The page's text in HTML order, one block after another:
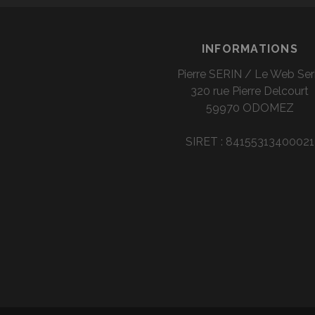
INFORMATIONS
Pierre SERIN / Le Web
320 rue Pierre Delcourt
59970 ODOMEZ
SIRET : 84155313400021